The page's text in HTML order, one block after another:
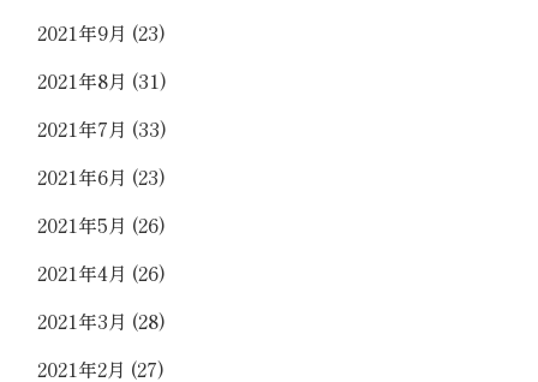
2021年9月 (23)
2021年8月 (31)
2021年7月 (33)
2021年6月 (23)
2021年5月 (26)
2021年4月 (26)
2021年3月 (28)
2021年2月 (27)